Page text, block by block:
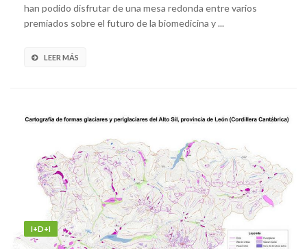
han podido disfrutar de una mesa redonda entre varios
premiados sobre el futuro de la biomedicina y ...
LEER MÁS
I+D+I